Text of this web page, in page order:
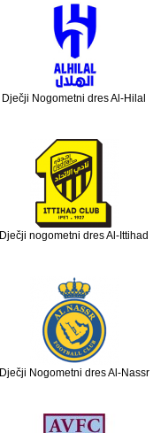
Dječji Nogometni dres Al-Hilal
Dječji nogometni dres Al-Ittihad
Dječji Nogometni dres Al-Nassr